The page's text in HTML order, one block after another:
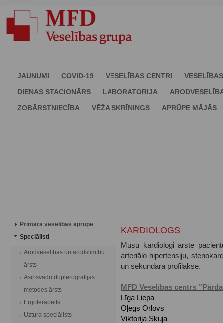
JAUNUMI COVID-19 VESELĪBAS CENTRI
DIENAS STACIONĀRS
LABORATORIJA
ZOBĀRSTNIECĪBA
VĒŽA SKRĪNINGS APRŪPE MĀJĀS
Primārā veselības aprūpe
Speciālisti
Arodveselības un arodslimību
ārsts
Asinsvadu doplerogrāfijas
metodes ārsts
Ergoterapeits
Uztura speciālists
KARDIOLOGS
Mūsu kardiologi ārstē
arteriālo hipertensiju,
un sekundārā profilaksē.
MFD Veselības centrs
Līga Liepa
Oļegs Orlovs
Viktorija Skuja